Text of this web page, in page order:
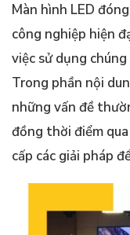
Màn hình LED
công nghiệp hiện
việc sử dụng
Trong phần nội
những vấn đề
đồng thời điểm
cấp các giải pháp